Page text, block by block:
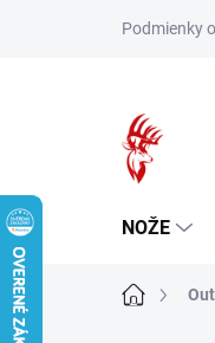
Podmienky
NOŽE
Domov